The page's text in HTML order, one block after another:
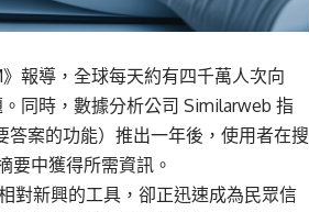
報導，全球每天約有四千萬人次向
同時，數據分析公司 Similarweb 指
案的功能）推出一年後，使用者在搜
要中獲得所需資訊。
對新興的工具，卻正迅速成為民眾信